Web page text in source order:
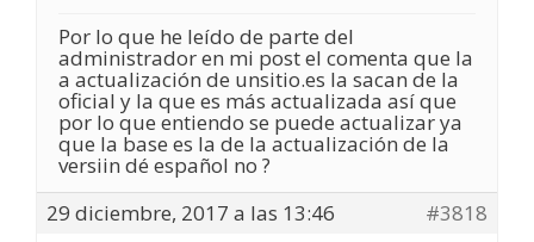
Por lo que he leído de parte del
administrador en mi post el comenta que la
a actualización de unsitio.es la sacan de la
oficial y la que es más actualizada así que
por lo que entiendo se puede actualizar ya
que la base es la de la actualización de la
versiin dé español no ?
29 diciembre, 2017 a las 13:46
#3818